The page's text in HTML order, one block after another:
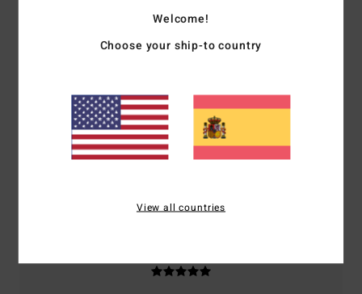
basado en2 reseñas verificadasdesde mayo 2026
Comodidad
5.0
Relación calidad-precio
Welcome!
Choose your ship-to country
View all countries